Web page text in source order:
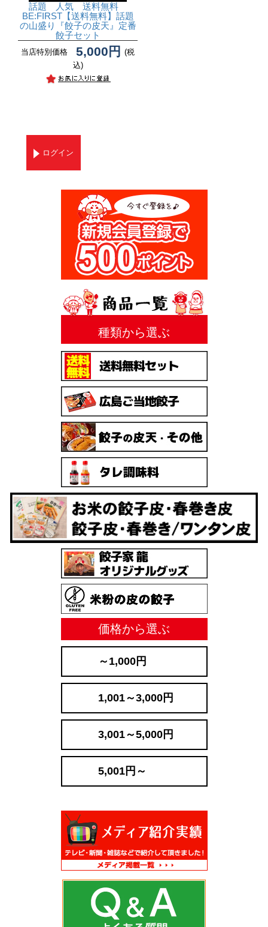
話題 人気 送料無料
BE:FIRST【送料無料】話題
の山盛り『餃子の皮天』定番
餃子セット
当店特別価格 5,000円
(税
込)
ログイン
種類から選ぶ
価格から選ぶ
～1,000円
1,001～3,000円
3,001～5,000円
5,001円～